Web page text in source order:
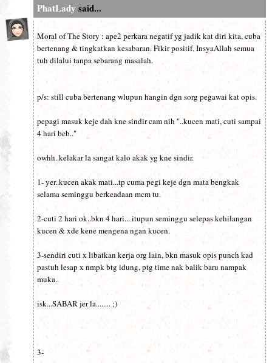
PhatLady said...
Moral of The Story : ape2 perkara negatif yg jadik kat diri kita, cuba
bertenang & tingkatkan kesabaran. Fikir positif. InsyaAllah semua
tuh dilalui tanpa sebarang masalah.
p/s: still cuba bertenang wlupun hangin dgn sorg pegawai kat opis.
pepagi masuk keje dah kne sindir cam nih "..kucen mati, cuti sampai
4 hari beb.."
owhh..kelakar la sangat kalo akak yg kne sindir.
1- yer..kucen akak mati...tp cuma pegi keje dgn mata bengkak
selama seminggu berkeadaan mcm tu.
2-cuti 2 hari ok..bkn 4 hari... itupun seminggu selepas kehilangan
kucen & xde kene mengena ngan kucen.
3-sendiri cuti x libatkan kerja org lain, bkn masuk opis punch kad
pastuh lesap x nmpk btg idung, ptg time nak balik baru nampak
muka..
isk...SABAR jer la........ ;)
3-